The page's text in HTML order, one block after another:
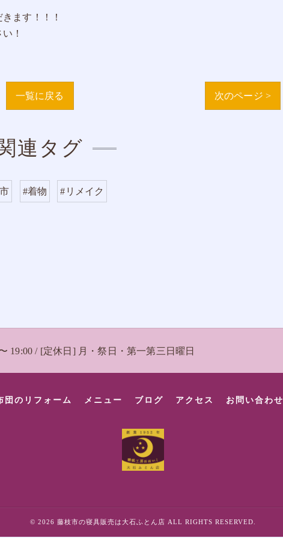
ます！！！
！
一覧に戻る 次のページ >
連タグ
#着物 #リメイク
19:00 / [定休日] 月・祭日・第一第三日曜日
団のリフォーム メニュー ブログ アクセス お問い合わせ
© 2026 藤枝市の寝具販売は大石ふとん店 ALL RIGHTS RESERVED.